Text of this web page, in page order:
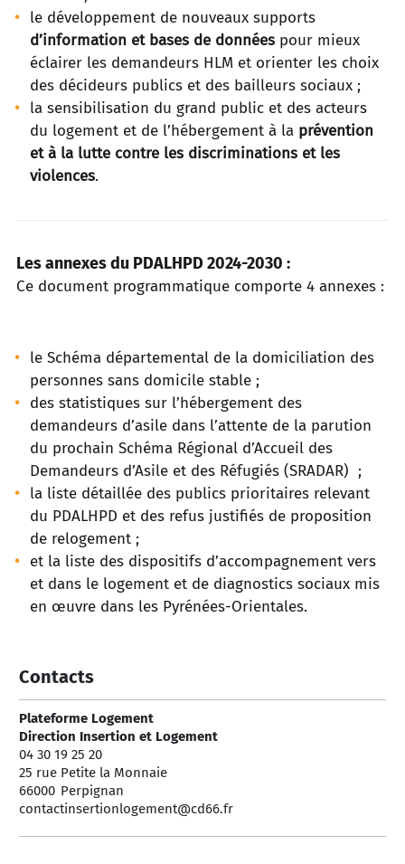
le développement de nouveaux supports
d’information et bases de données pour mieux
éclairer les demandeurs HLM et orienter les choix
des décideurs publics et des bailleurs sociaux ;
la sensibilisation du grand public et des acteurs
du logement et de l’hébergement à la prévention
et à la lutte contre les discriminations et les
violences.
Les annexes du PDALHPD 2024-2030 :
Ce document programmatique comporte 4 annexes :
le Schéma départemental de la domiciliation des
personnes sans domicile stable ;
des statistiques sur l’hébergement des
demandeurs d’asile dans l’attente de la parution
du prochain Schéma Régional d’Accueil des
Demandeurs d’Asile et des Réfugiés (SRADAR) ;
la liste détaillée des publics prioritaires relevant
du PDALHPD et des refus justifiés de proposition
de relogement ;
et la liste des dispositifs d’accompagnement vers
et dans le logement et de diagnostics sociaux mis
en œuvre dans les Pyrénées-Orientales.
Contacts
Plateforme Logement
Direction Insertion et Logement
04 30 19 25 20
25 rue Petite la Monnaie
66000 Perpignan
contactinsertionlogement@cd66.fr